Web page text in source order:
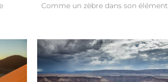
Comme un zèbre dans son élément